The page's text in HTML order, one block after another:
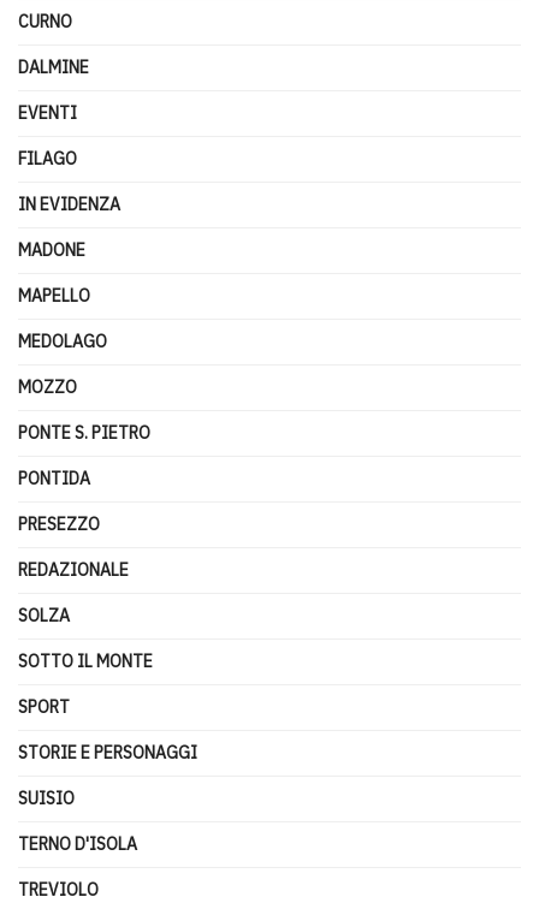
CURNO
DALMINE
EVENTI
FILAGO
IN EVIDENZA
MADONE
MAPELLO
MEDOLAGO
MOZZO
PONTE S. PIETRO
PONTIDA
PRESEZZO
REDAZIONALE
SOLZA
SOTTO IL MONTE
SPORT
STORIE E PERSONAGGI
SUISIO
TERNO D'ISOLA
TREVIOLO